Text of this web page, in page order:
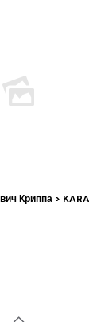
Криппа >